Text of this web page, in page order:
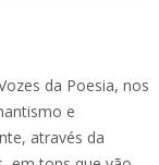
da Poesia, nos
e
através da